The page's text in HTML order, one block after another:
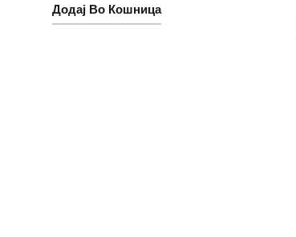
Додај Во Кошница